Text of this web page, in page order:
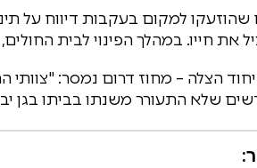
שהוזעקו למקום בעקבות דיווח על
את חייו. במהלך הפינוי לבית
הצלה – מחוז דרום נמסר: "צוותי
שלא התעורר משנתו בביתו בגן